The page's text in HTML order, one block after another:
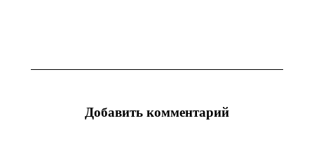
Добавить комментарий